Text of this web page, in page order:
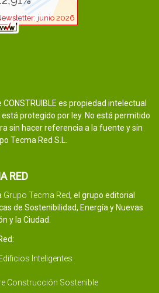
es propiedad intelectual
está protegido por ley. No está permitido
sin hacer referencia a la fuente y sin
Tecma Red S.L.
RED
Grupo Tecma Red, el grupo editorial
de Sostenibilidad, Energía y Nuevas
y la Ciudad.
Inteligentes
Construcción Sostenible